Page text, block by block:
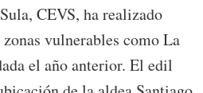
CEVS, ha realizado
vulnerables como La
el año anterior. El edil